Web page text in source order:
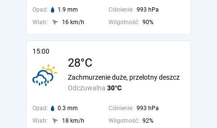
Opad: 1.9 mm Ciśnienie: 993 hPa
Wiatr:
16 km/h Wilgotność: 90%
15:00
28°C
Odczuwalna 30°C
Zachmurzenie duże, przelotny deszcz
Opad: 0.3 mm Ciśnienie: 993 hPa
Wiatr:
18 km/h Wilgotność: 92%